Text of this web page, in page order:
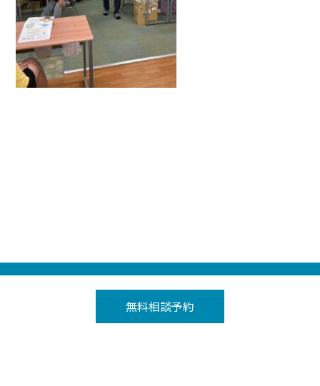
無料相談予約
＞
テトリア取手
＞
お知らせ
＞
消防訓練